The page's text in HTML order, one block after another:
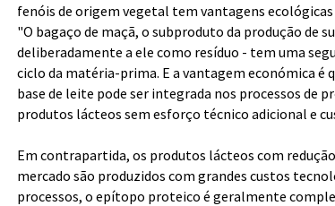
fenóis de origem vegetal tem vantagens
"O bagaço de maçã, o subproduto da produção de
deliberadamente a ele como resíduo - tem uma
ciclo da matéria-prima. E a vantagem económica é
base de leite pode ser integrada nos processos de
produtos lácteos sem esforço técnico adicional e
Em contrapartida, os produtos lácteos com
mercado são produzidos com grandes custos
processos, o epítopo proteico é geralmente